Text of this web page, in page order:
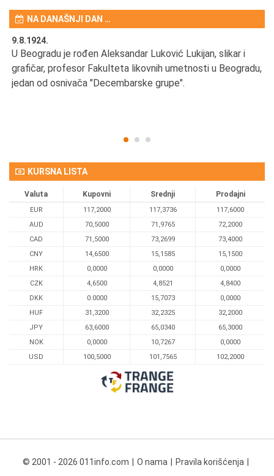
NA DANAŠNJI DAN …
9.8.1924.
U Beogradu je rođen Aleksandar Luković Lukijan, slikar i
grafičar, profesor Fakulteta likovnih umetnosti u Beogradu,
jedan od osnivača "Decembarske grupe".
KURSNA LISTA
Valuta Kupovni Srednji Prodajni
EUR 117,2000 117,3736
117,6000
AUD
70,5000 71,9765
72,2000
CAD
71,5000 73,2699
73,4000
CNY
14,6500 15,1585
15,1500
HRK
0,0000 0,0000
0,0000
CZK
4,6500 4,8521
4,8400
DKK
0.0000 15,7073
0,0000
HUF
31,3200 32,2325
32,2000
JPY
63,6000 65,0340
65,3000
NOK
0,0000 10,7267
0,0000
USD
100,5000 101,7565 102,2000
© 2001 - 2026 011info.com O nama Pravila korišćenja